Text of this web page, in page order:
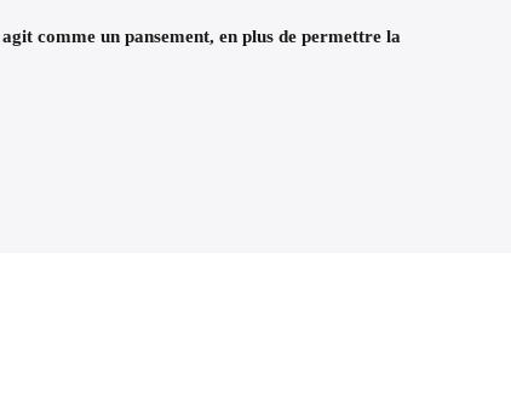
comme un pansement, en plus de permettre la